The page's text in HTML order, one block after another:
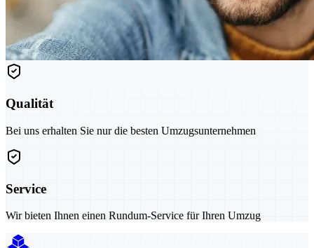
Qualität
Bei uns erhalten Sie nur die besten Umzugsunternehmen
Service
Wir bieten Ihnen einen Rundum-Service für Ihren Umzug